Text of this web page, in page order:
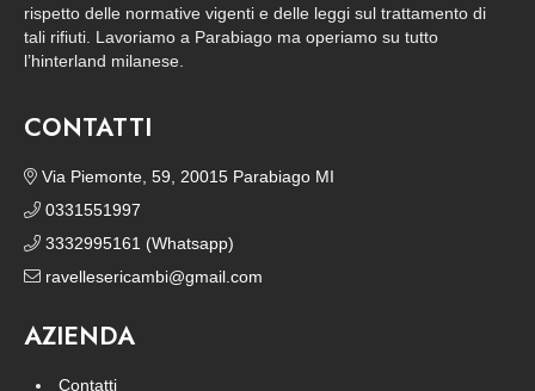
rispetto delle normative vigenti e delle leggi sul trattamento di
tali rifiuti. Lavoriamo a Parabiago ma operiamo su tutto
l’hinterland milanese.
CONTATTI
Via Piemonte, 59, 20015 Parabiago MI
0331551997
3332995161 (Whatsapp)
ravellesericambi@gmail.com
AZIENDA
Contatti